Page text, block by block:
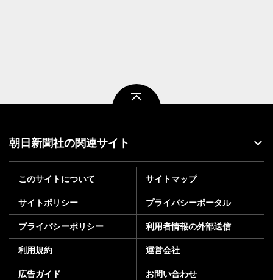
朝日新聞社の関連サイト
このサイトについて サイトマップ
サイトポリシー プライバシーポータル
プライバシーポリシー 利用者情報の外部送信
利用規約 運営会社
広告ガイド お問い合わせ